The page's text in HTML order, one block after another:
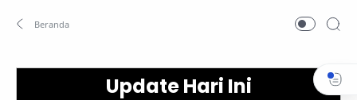
Update Hari Ini